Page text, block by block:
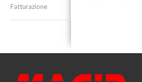
Fatturazione